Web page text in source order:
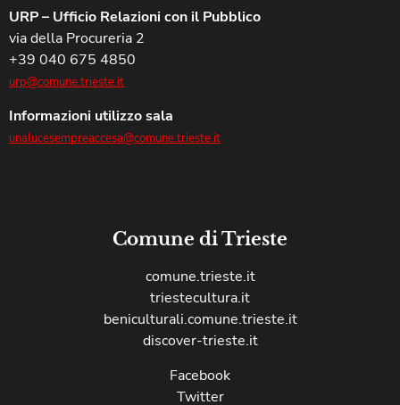
URP – Ufficio Relazioni con il Pubblico
via della Procureria 2
+39 040 675 4850
urp@comune.trieste.it
Informazioni utilizzo sala
unalucesempreaccesa@comune.trieste.it
Comune di Trieste
comune.trieste.it
triestecultura.it
beniculturali.comune.trieste.it
discover-trieste.it
Facebook
Twitter